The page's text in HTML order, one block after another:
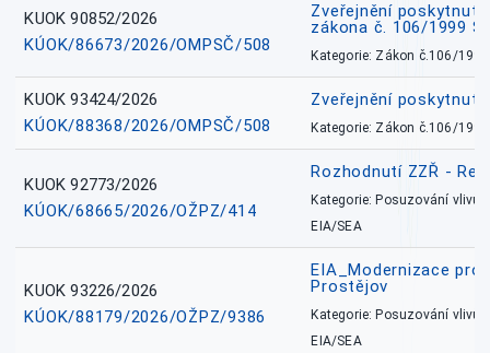
KUOK 90852/2026
KÚOK/86673/2026/OMPSČ/508
Zveřejnění
zákona č. 106/1999
Kategorie: Zákon č.106/1999
KUOK 93424/2026
KÚOK/88368/2026/OMPSČ/508
Zveřejnění
Kategorie: Zákon č.106/1999
KUOK 92773/2026
KÚOK/68665/2026/OŽPZ/414
Rozhodnutí ZZŘ -
Kategorie: Posuzování vlivů
EIA/SEA
KUOK 93226/2026
KÚOK/88179/2026/OŽPZ/9386
EIA_Modernizace
Prostějov
Kategorie: Posuzování vlivů
EIA/SEA